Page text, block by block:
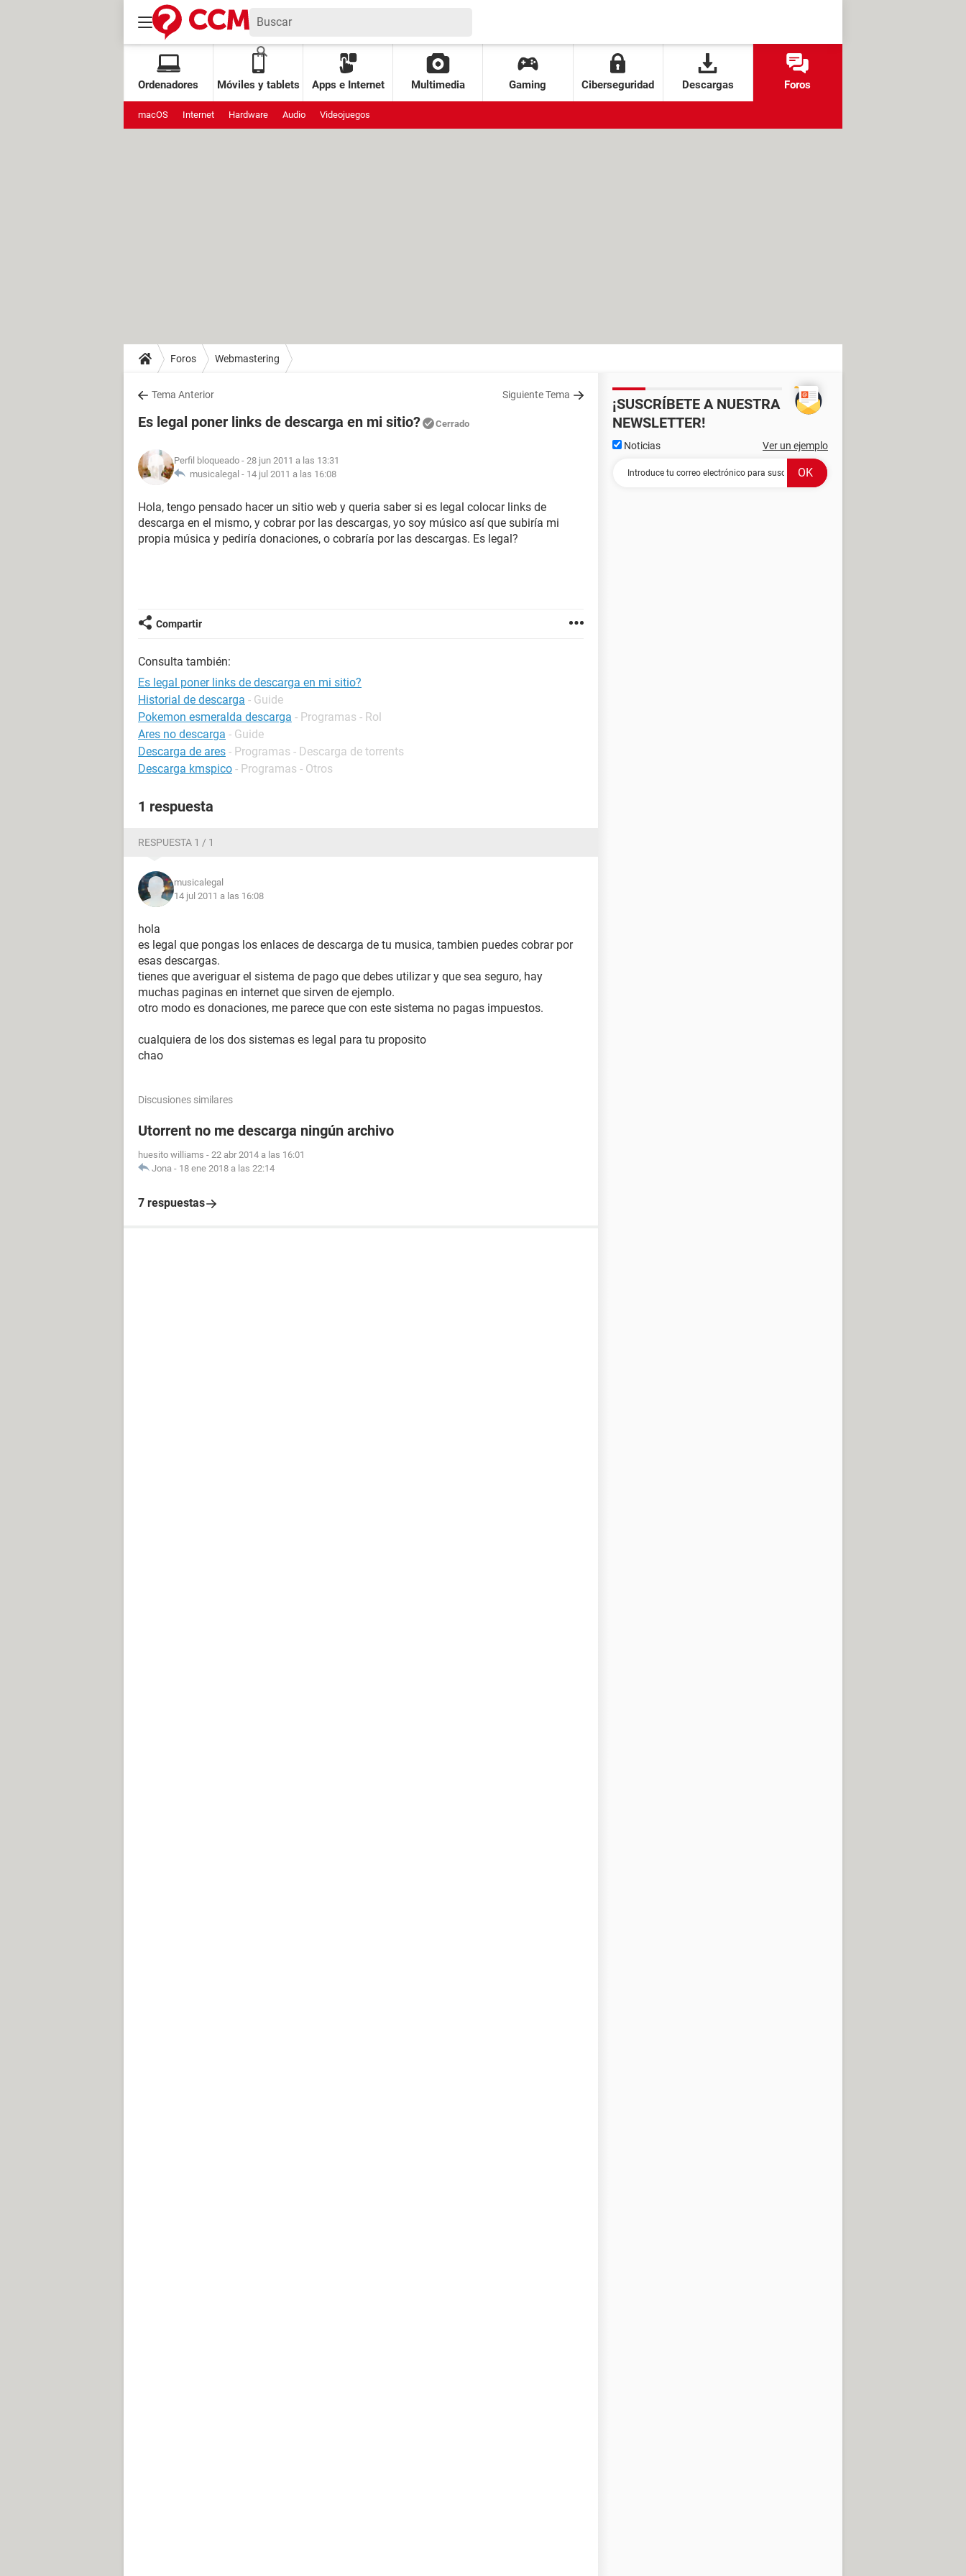
Ordenadores Móviles y tablets Apps e Internet Multimedia Gaming Ciberseguridad Descargas Foros
macOS Internet Hardware Audio Videojuegos
Foros Webmastering
Tema Anterior Siguiente Tema
Es legal poner links de descarga en mi sitio? Cerrado
Perfil bloqueado - 28 jun 2011 a las 13:31
musicalegal - 14 jul 2011 a las 16:08
Hola, tengo pensado hacer un sitio web y queria saber si es legal colocar links de
descarga en el mismo, y cobrar por las descargas, yo soy músico así que subiría mi
propia música y pediría donaciones, o cobraría por las descargas. Es legal?
Compartir
Consulta también:
Es legal poner links de descarga en mi sitio?
Historial de descarga - Guide
Pokemon esmeralda descarga - Programas - Rol
Ares no descarga - Guide
Descarga de ares - Programas - Descarga de torrents
Descarga kmspico - Programas - Otros
1 respuesta
RESPUESTA 1 / 1
musicalegal
14 jul 2011 a las 16:08
hola
es legal que pongas los enlaces de descarga de tu musica, tambien puedes cobrar por
esas descargas.
tienes que averiguar el sistema de pago que debes utilizar y que sea seguro, hay
muchas paginas en internet que sirven de ejemplo.
otro modo es donaciones, me parece que con este sistema no pagas impuestos.
cualquiera de los dos sistemas es legal para tu proposito
chao
Discusiones similares
Utorrent no me descarga ningún archivo
huesito williams - 22 abr 2014 a las 16:01
Jona - 18 ene 2018 a las 22:14
7 respuestas
¡SUSCRÍBETE A NUESTRA
NEWSLETTER!
Noticias Ver un ejemplo